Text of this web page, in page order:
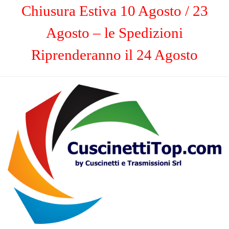
Chiusura Estiva 10 Agosto / 23
Agosto – le Spedizioni
Riprenderanno il 24 Agosto